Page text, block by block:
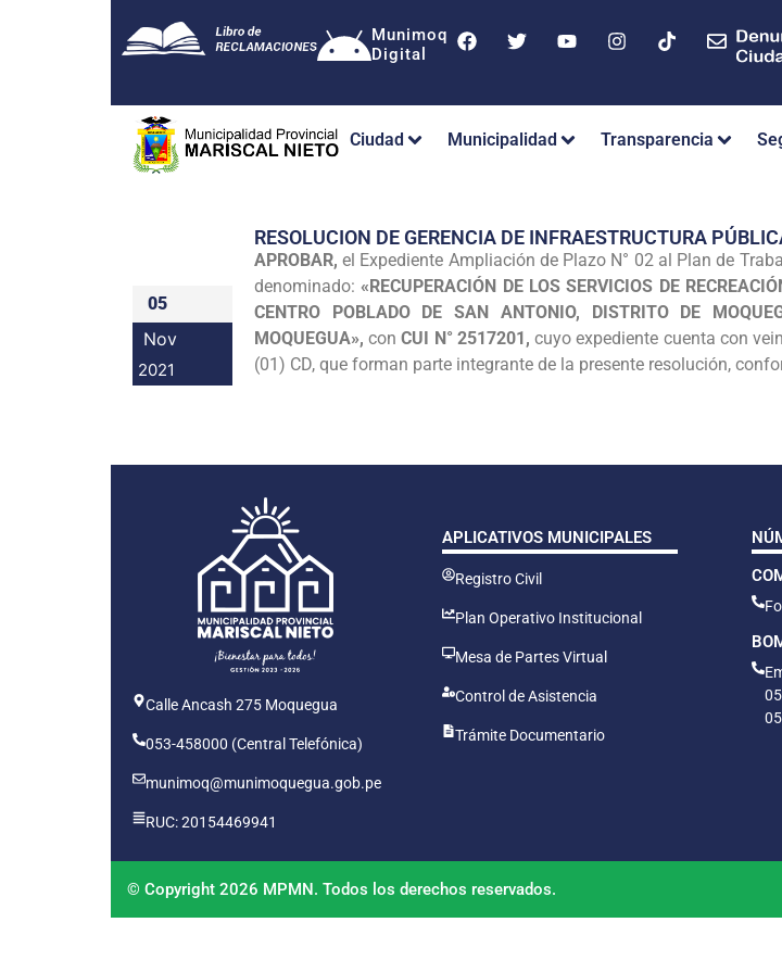
Munimoq
Digital
Ciudad Municipalidad Transparencia
05
Nov
2021
RESOLUCION DE GERENCIA DE INFRAESTRUCTURA
APROBAR, el Expediente Ampliación de Plazo N° 02 al Plan de
denominado: «RECUPERACIÓN DE LOS SERVICIOS DE
CENTRO POBLADO DE SAN ANTONIO, DISTRITO DE
MOQUEGUA», conCUI N° 2517201, cuyo expediente cuenta con
(01) CD, que forman parte integrante de la presente resolución,
Calle Ancash 275 Moquegua
053-458000 (Central Telefónica)
munimoq@munimoquegua.gob.pe
RUC: 20154469941
APLICATIVOS MUNICIPALES
Registro Civil
Plan Operativo Institucional
Mesa de Partes Virtual
Control de Asistencia
Trámite Documentario
© Copyright 2026 MPMN. Todos los derechos reservados.